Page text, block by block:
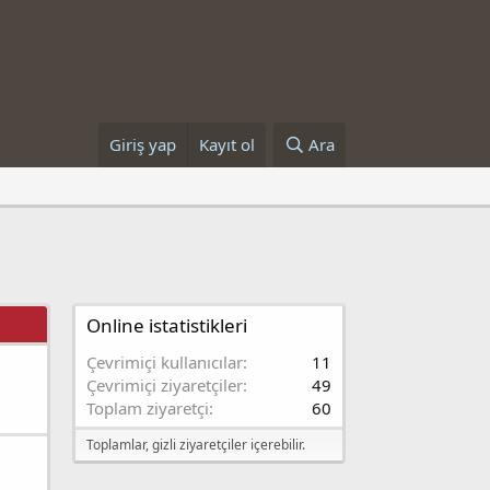
Giriş yap Kayıt ol Ara
Online istatistikleri
Çevrimiçi kullanıcılar
11
Çevrimiçi ziyaretçiler
49
Toplam ziyaretçi
60
Toplamlar, gizli ziyaretçiler içerebilir.